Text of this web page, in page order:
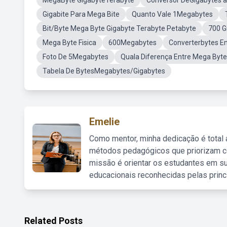
Gigabite Para Mega Bite
Quanto Vale 1Megabytes
Bit/Byte Mega Byte Gigabyte Terabyte Petabyte
700
Mega Byte Fisica
600Megabytes
Converterbytes
Foto De 5Megabytes
Quala Diferença Entre Mega
Tabela De BytesMegabytes/Gigabytes
Emelie
Como mentor, minha dedicação é
métodos pedagógicos que priorizam
missão é orientar os estudantes em
educacionais reconhecidas pelas
Related Posts